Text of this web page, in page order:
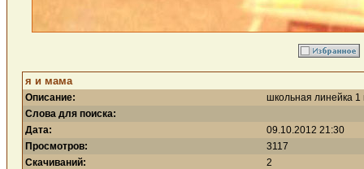
я и мама
Описание:
школьная линейка
Слова для поиска:
Дата:
09.10.2012 21:30
Просмотров:
3117
Скачиваний:
2